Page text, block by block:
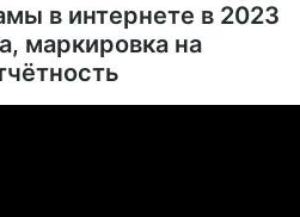
в интернете в 2023
маркировка на